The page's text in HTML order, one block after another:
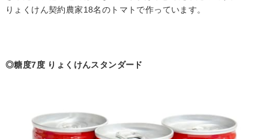
りょくけん契約農家18名のトマトで作っています。
◎糖度7度 りょくけんスタンダード